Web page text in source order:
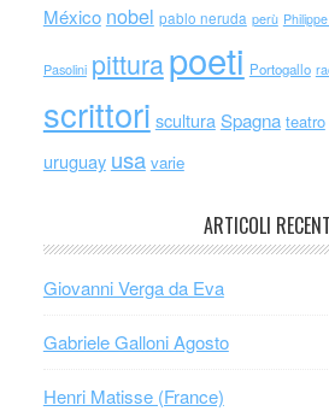
México nobel pablo neruda perù
Pasolini pitturapoeti Portogallo
scrittori sculturaSpagna teatro
uruguay usa varie
ARTICOLI
Giovanni Verga da Eva
Gabriele Galloni Agosto
Henri Matisse (France)